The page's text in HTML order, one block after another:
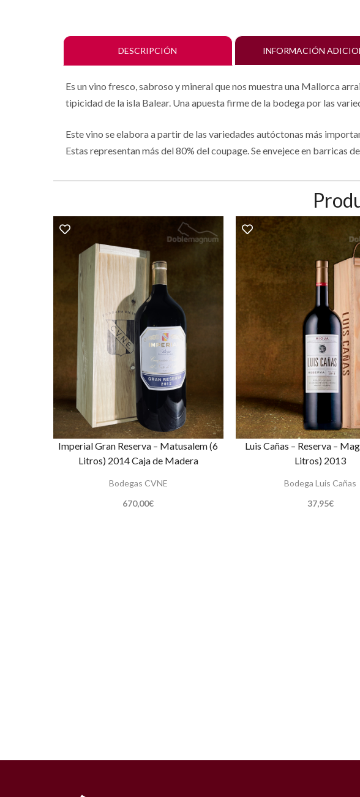
DESCRIPCIÓN INFORMACIÓN
Es un vino fresco, sabroso y mineral que nos muestra una Mallorca
tipicidad de la isla Balear. Una apuesta firme de la bodega por las
Este vino se elabora a partir de las variedades autóctonas más
Estas representan más del 80% del coupage. Se envejece en barricas
Imperial Gran Reserva – Matusalem (6
Litros) 2014 Caja de Madera
Bodegas CVNE
670,00€
Luis Cañas – Reserva –
Litros) 2013
Bodega Luis Cañas
37,95€